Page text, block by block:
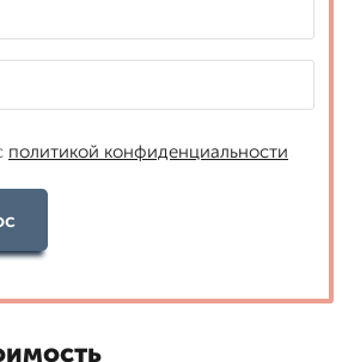
политикой конфиденциальности